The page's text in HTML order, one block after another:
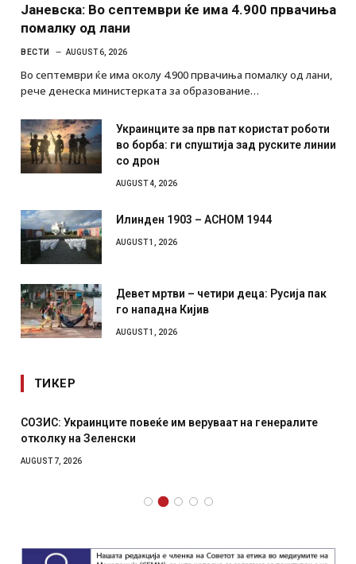
Јаневска: Во септември ќе има 4.900 првачиња
помалку од лани
ВЕСТИ AUGUST 6, 2026
Во септември ќе има околу 4.900 првачиња помалку од лани,
рече денеска министерката за образование…
Украинците за прв пат користат роботи
во борба: ги спуштија зад руските линии
со дрон
AUGUST 4, 2026
Илинден 1903 – АСНОМ 1944
AUGUST 1, 2026
Девет мртви – четири деца: Русија пак
го нападна Кијив
AUGUST 1, 2026
ТИКЕР
СОЗИС: Украинците повеќе им веруваат на генералите
отколку на Зеленски
AUGUST 7, 2026